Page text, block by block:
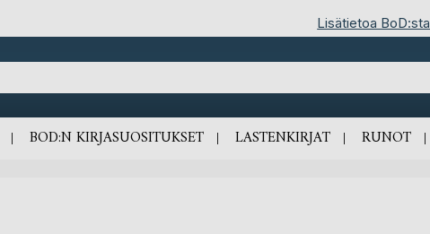
Lisätietoa BoD:sta
BOD:N KIRJASUOSITUKSET LASTENKIRJAT RUNOT